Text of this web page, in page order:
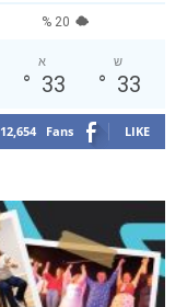
20 %
ש
33
°
א
33
°
12,654 Fans LIKE